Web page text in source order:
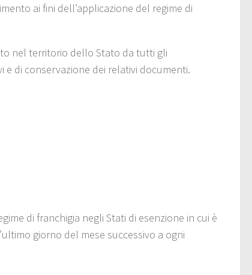
ai fini dell’applicazione del regime di
nel territorio dello Stato da tutti gli
e di conservazione dei relativi documenti.
di franchigia negli Stati di esenzione in cui è
giorno del mese successivo a ogni